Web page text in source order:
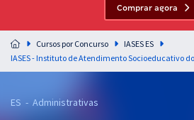
Residências Multiprofissionais
Preparação completa e intensiva para as
residências em saúde do Brasil
Comprar agora
Cursos por Concurso
IASES ES
ES - Administrativas